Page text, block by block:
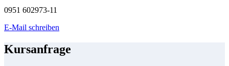
0951 602973-11
E-Mail schreiben
Kursanfrage